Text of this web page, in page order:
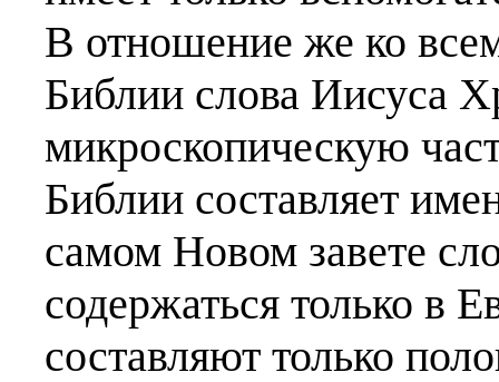
В отношение же ко
Библии слова Иисуса
микроскопическую
Библии составляет
самом Новом завете
содержаться только в
составляют только